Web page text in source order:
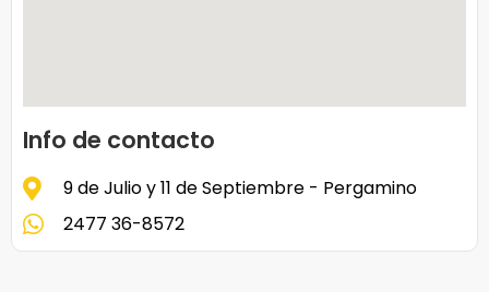
Info de contacto
9 de Julio y 11 de Septiembre - Pergamino
2477 36-8572